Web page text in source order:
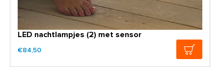
LED nachtlampjes (2) met sensor
€84,50